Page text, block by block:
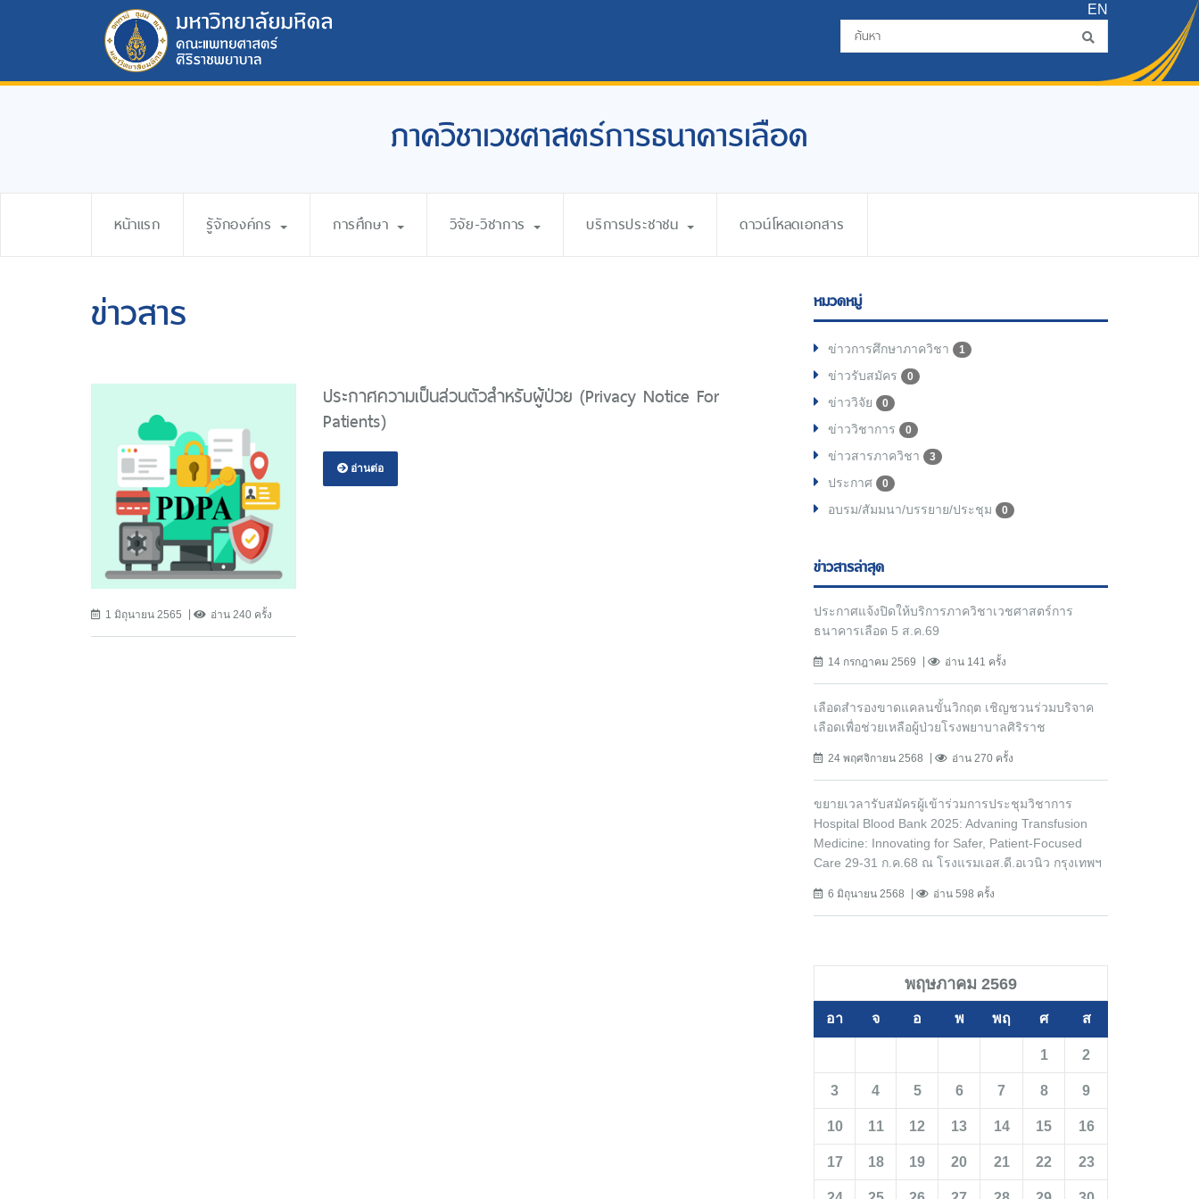
EN
ภาควิชาเวชศาสตร์การธนาคารเลือด
หน้าแรก รู้จักองค์กร การศึกษา วิจัย-วิชาการ บริการประชาชน ดาวน์โหลดเอกสาร
ข่าวสาร
1 มิถุนายน 2565 อ่าน 240 ครั้ง
ประกาศความเป็นส่วนตัวสำหรับผู้ป่วย (Privacy Notice For
Patients)
อ่านต่อ
หมวดหมู่
ข่าวการศึกษาภาควิชา 1
ข่าวรับสมัคร 0
ข่าววิจัย 0
ข่าววิชาการ 0
ข่าวสารภาควิชา 3
ประกาศ 0
อบรม/สัมมนา/บรรยาย/ประชุม 0
ข่าวสารล่าสุด
ประกาศแจ้งปิดให้บริการภาควิชาเวชศาสตร์การ
ธนาคารเลือด 5 ส.ค.69
14 กรกฎาคม 2569 อ่าน 141 ครั้ง
เลือดสำรองขาดแคลนขั้นวิกฤต เชิญชวนร่วมบริจาค
เลือดเพื่อช่วยเหลือผู้ป่วยโรงพยาบาลศิริราช
24 พฤศจิกายน 2568 อ่าน 270 ครั้ง
ขยายเวลารับสมัครผู้เข้าร่วมการประชุมวิชาการ
Hospital Blood Bank 2025: Advaning Transfusion
Medicine: Innovating for Safer, Patient-Focused
Care 29-31 ก.ค.68 ณ โรงแรมเอส.ดี.อเวนิว กรุงเทพฯ
6 มิถุนายน 2568 อ่าน 598 ครั้ง
พฤษภาคม 2569
อา จ อ พ พฤ ศ ส
1 2
3 4 5 6 7 8 9
10 11 12 13 14 15 16
17 18 19 20 21 22 23